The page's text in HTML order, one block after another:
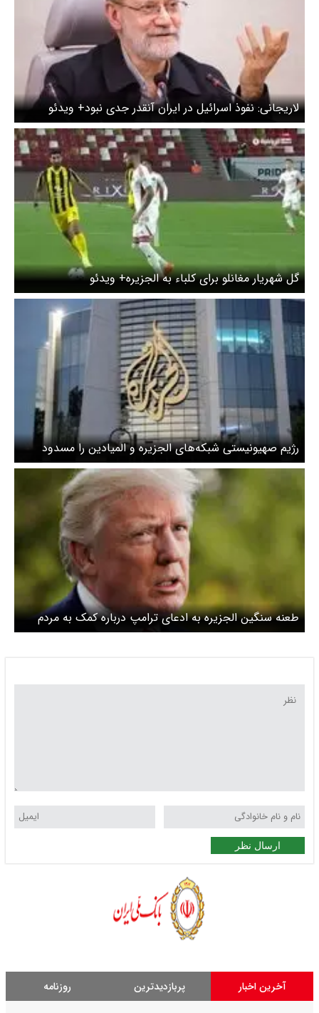
لاریجانی: نفوذ اسرائیل در ایران آنقدر جدی نبود+ ویدئو
گل شهریار مغانلو برای کلباء به الجزیره+ ویدئو
رژیم صهیونیستی شبکه‌های الجزیره و المیادین را مسدود
می‌کند
طعنه سنگین الجزیره به ادعای ترامپ درباره کمک به مردم
ایران
ارسال نظر
آخرین اخبار پربازدیدترین روزنامه